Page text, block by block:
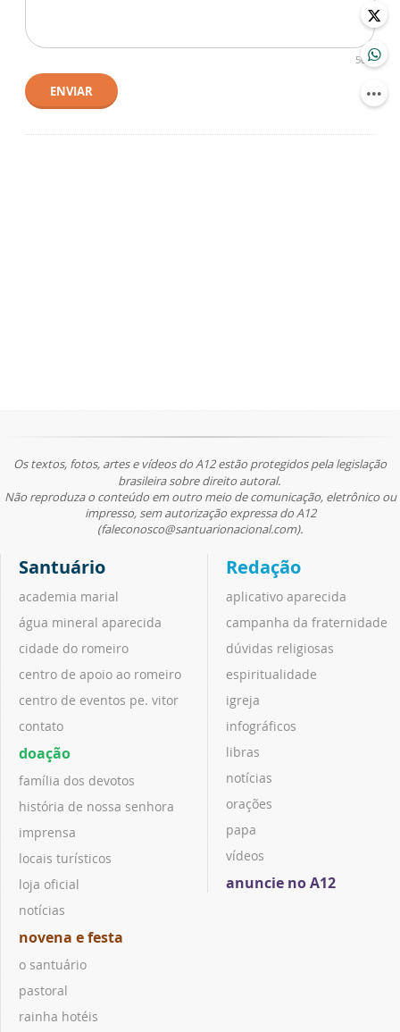
500
ENVIAR
Os textos, fotos, artes e vídeos do A12 estão protegidos pela legislação
brasileira sobre direito autoral.
Não reproduza o conteúdo em outro meio de comunicação, eletrônico ou
impresso, sem autorização expressa do A12
(faleconosco@santuarionacional.com).
Santuário
academia marial
água mineral aparecida
cidade do romeiro
centro de apoio ao romeiro
centro de eventos pe. vitor
contato
doação
família dos devotos
história de nossa senhora
imprensa
locais turísticos
loja oficial
notícias
novena e festa
o santuário
pastoral
rainha hotéis
Redação
aplicativo aparecida
campanha da fraternidade
dúvidas religiosas
espiritualidade
igreja
infográficos
libras
notícias
orações
papa
vídeos
anuncie no A12